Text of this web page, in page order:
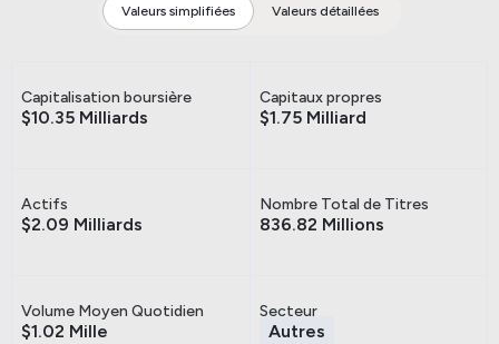
Valeurs simplifiées Valeurs détaillées
Capitalisation boursière
$10.35 Milliards
Capitaux propres
$1.75 Milliard
Actifs
$2.09 Milliards
Nombre Total de Titres
836.82 Millions
Volume Moyen Quotidien
$1.02 Mille
Secteur
Autres